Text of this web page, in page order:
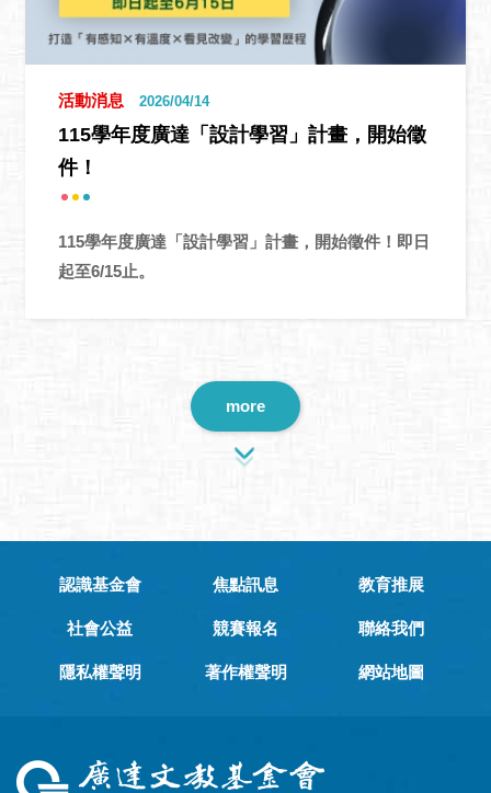
活動消息 2026/04/14
115學年度廣達「設計學習」計畫，開始徵
件！
115學年度廣達「設計學習」計畫，開始徵件！即日
起至6/15止。
more
認識基金會 焦點訊息 教育推展
社會公益 競賽報名 聯絡我們
隱私權聲明 著作權聲明 網站地圖